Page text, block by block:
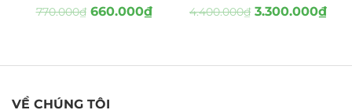
770.000₫ 660.000₫ 4.400.000₫ 3.300.000₫
VỀ CHÚNG TÔI